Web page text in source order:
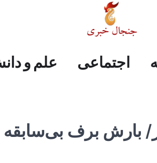
صفحه
ایران
جهان
خاورمیانه
اجتماعی
علم
فرهنگی
اجتماعی علم و
بارش برف بی‌سابقه